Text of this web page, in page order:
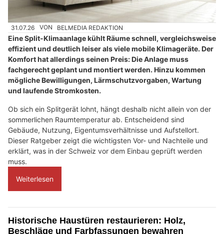
31.07.26 VON BELMEDIA REDAKTION
Eine Split-Klimaanlage kühlt Räume schnell, vergleichsweise
effizient und deutlich leiser als viele mobile Klimageräte. Der
Komfort hat allerdings seinen Preis: Die Anlage muss
fachgerecht geplant und montiert werden. Hinzu kommen
mögliche Bewilligungen, Lärmschutzvorgaben, Wartung
und laufende Stromkosten.
Ob sich ein Splitgerät lohnt, hängt deshalb nicht allein von der
sommerlichen Raumtemperatur ab. Entscheidend sind
Gebäude, Nutzung, Eigentumsverhältnisse und Aufstellort.
Dieser Ratgeber zeigt die wichtigsten Vor- und Nachteile und
erklärt, was in der Schweiz vor dem Einbau geprüft werden
muss.
Weiterlesen
Historische Haustüren restaurieren: Holz,
Beschläge und Farbfassungen bewahren